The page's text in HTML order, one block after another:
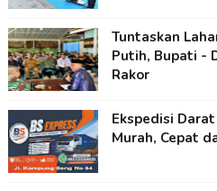
Tuntaskan
Putih, Bupati -
Rakor
Ekspedisi
Murah, Cepat